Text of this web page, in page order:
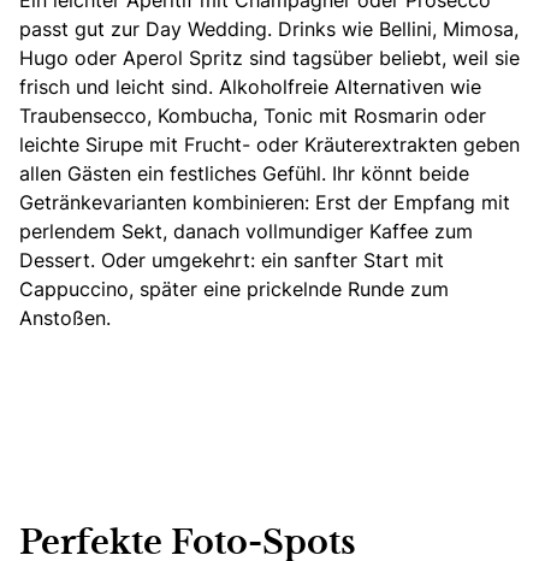
passt gut zur Day Wedding. Drinks wie Bellini, Mimosa,
Hugo oder Aperol Spritz sind tagsüber beliebt, weil sie
frisch und leicht sind. Alkoholfreie Alternativen wie
Traubensecco, Kombucha, Tonic mit Rosmarin oder
leichte Sirupe mit Frucht- oder Kräuterextrakten geben
allen Gästen ein festliches Gefühl. Ihr könnt beide
Getränkevarianten kombinieren: Erst der Empfang mit
perlendem Sekt, danach vollmundiger Kaffee zum
Dessert. Oder umgekehrt: ein sanfter Start mit
Cappuccino, später eine prickelnde Runde zum
Anstoßen.
Perfekte Foto-Spots